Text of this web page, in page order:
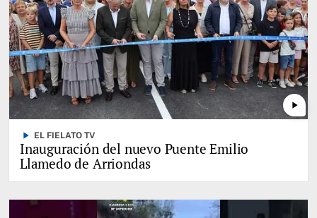
play_arrow
play_arrow EL FIELATO TV
Inauguración del nuevo Puente Emilio
Llamedo de Arriondas